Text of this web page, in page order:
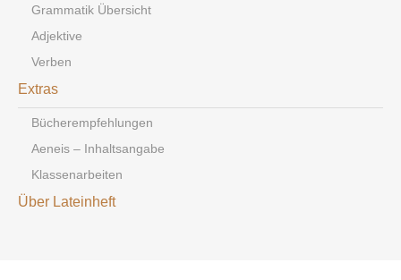
Grammatik Übersicht
Adjektive
Verben
Extras
Bücherempfehlungen
Aeneis – Inhaltsangabe
Klassenarbeiten
Über Lateinheft